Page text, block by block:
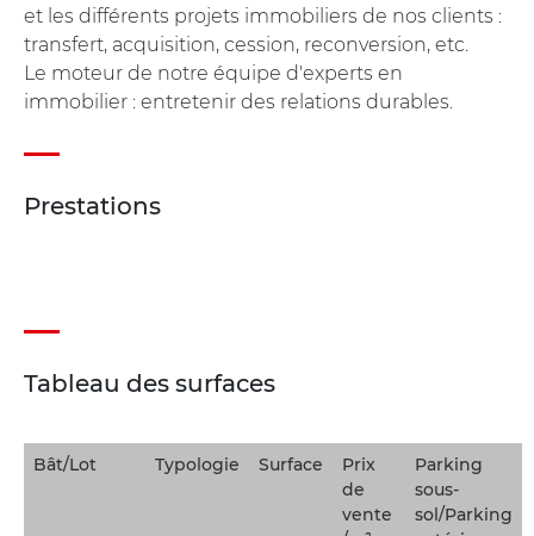
et les différents projets immobiliers de nos clients :
transfert, acquisition, cession, reconversion, etc.
Le moteur de notre équipe d'experts en
immobilier : entretenir des relations durables.
Prestations
Tableau des surfaces
Bât/Lot Typologie Surface
Prix
de
vente
Parking
sous-
sol/Parking